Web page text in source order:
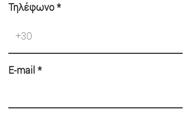
Τηλέφωνο *
E-mail *